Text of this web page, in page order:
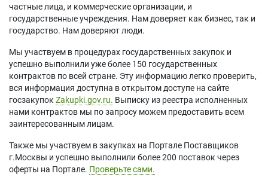
частные лица, и коммерческие организации, и
государственные учреждения. Нам доверяет как бизнес, так и
государство. Нам доверяют люди.
Мы участвуем в процедурах государственных закупок и
успешно выполнили уже более 150 государственных
контрактов по всей стране. Эту информацию легко проверить,
вся информация доступна в открытом доступе на сайте
госзакупок Zakupki.gov.ru. Выписку из реестра исполненных
нами контрактов мы по запросу можем предоставить всем
заинтересованным лицам.
Также мы участвуем в закупках на Портале Поставщиков
г.Москвы и успешно выполнили более 200 поставок через
оферты на Портале. Проверьте сами.